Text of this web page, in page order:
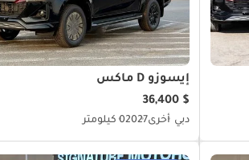
إيسوزو D ماكس
$ 36,400
دبي أخرى20270 كيلومتر